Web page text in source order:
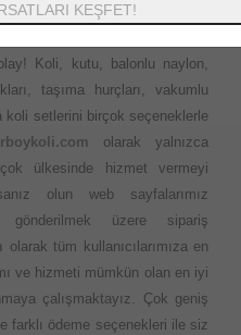
taşırken bakkal market
kutu ve kolilere ulaşmak
Koli, kutu, balonlu naylon,
taşıma hurçları, vakumlu
koli setlerini birçok seçeneklerle
olarak yalnızca
ülkesinde hizmet vermeyi
olun web sayfalarımız
gönderilmek üzere sipariş
olarak tüm kullanıcılarımıza en
ve hizmeti mümkün olan en iyi
çalışmaktayız. Çok geniş
farklı ödeme seçenekleri ile siz
KEŞFET!